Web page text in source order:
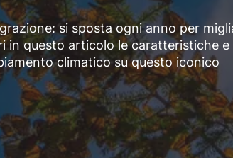
si sposta ogni anno per
in questo articolo le caratteristiche e
climatico su questo iconico